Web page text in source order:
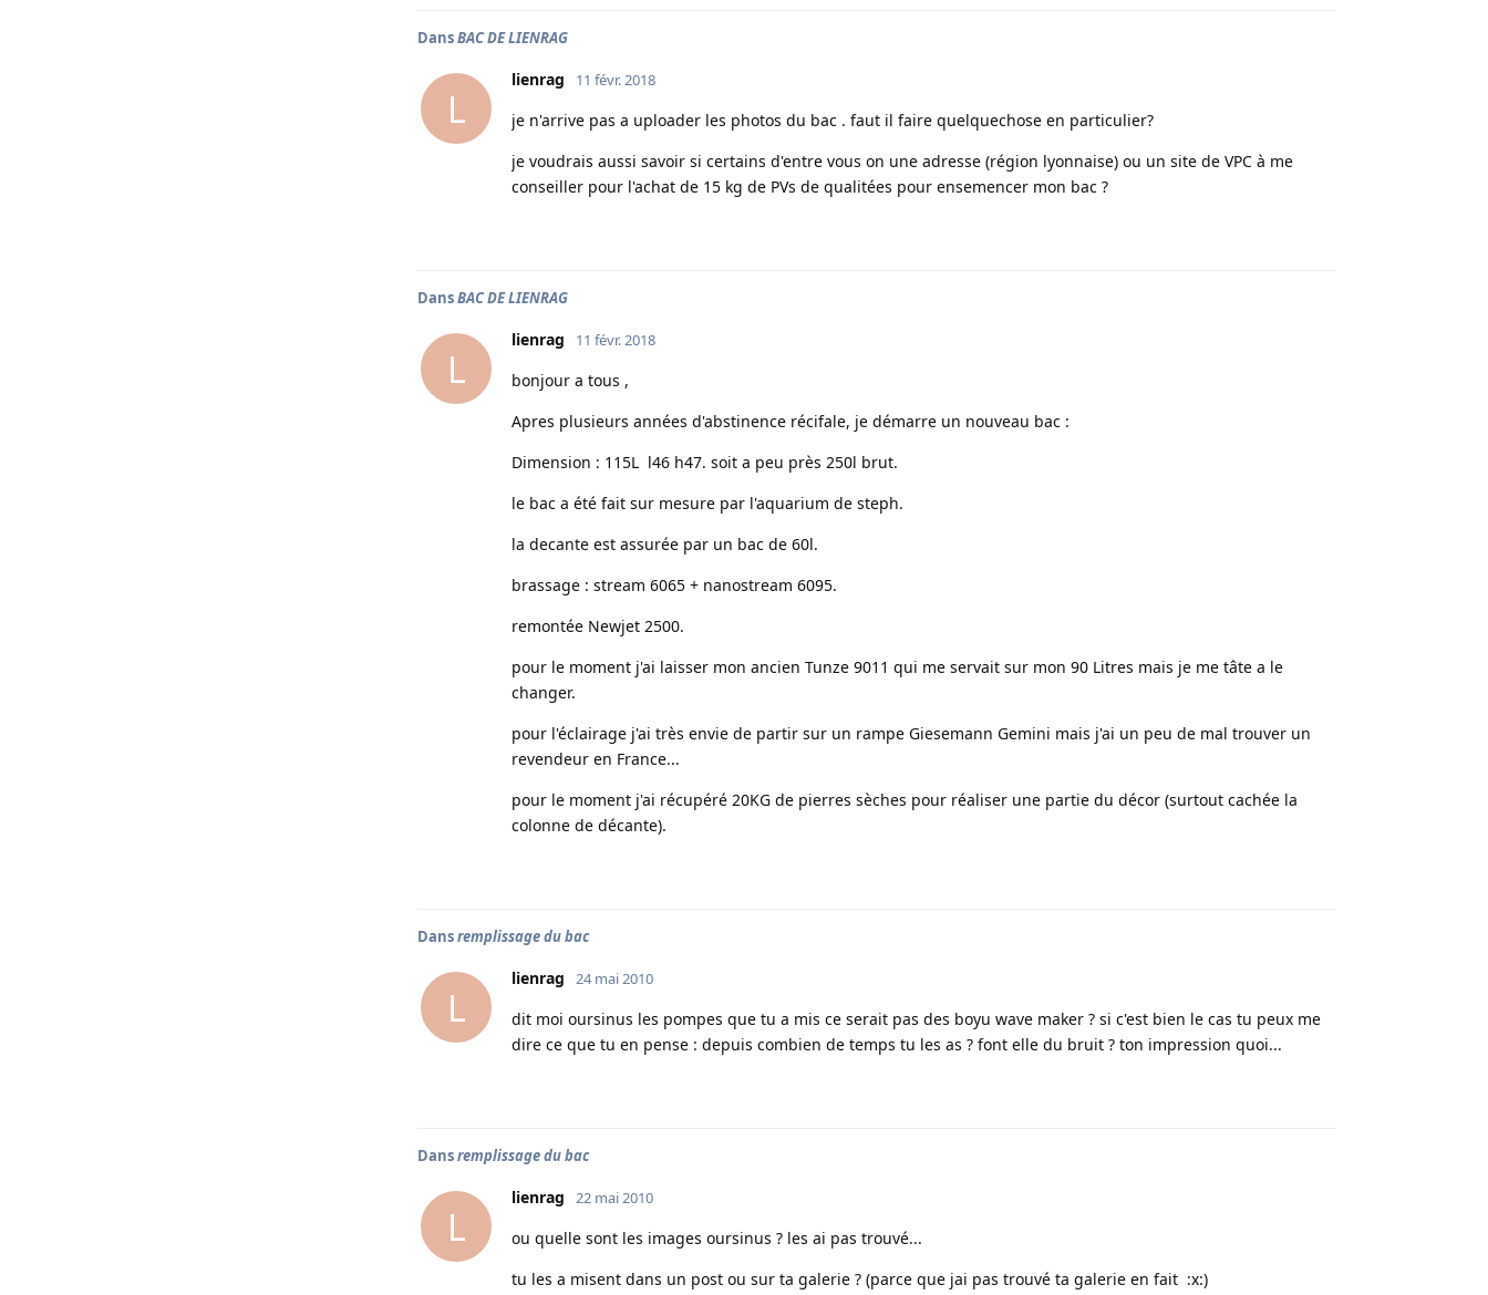
DansBAC DE LIENRAG
L
lienrag 11 févr. 2018
je n'arrive pas a uploader les photos du bac . faut il faire quelquechose en particulier?
je voudrais aussi savoir si certains d'entre vous on une adresse (région lyonnaise) ou un site de VPC à me
conseiller pour l'achat de 15 kg de PVs de qualitées pour ensemencer mon bac ?
DansBAC DE LIENRAG
L
lienrag 11 févr. 2018
bonjour a tous ,
Apres plusieurs années d'abstinence récifale, je démarre un nouveau bac :
Dimension : 115L l46 h47. soit a peu près 250l brut.
le bac a été fait sur mesure par l'aquarium de steph.
la decante est assurée par un bac de 60l.
brassage : stream 6065 + nanostream 6095.
remontée Newjet 2500.
pour le moment j'ai laisser mon ancien Tunze 9011 qui me servait sur mon 90 Litres mais je me tâte a le
changer.
pour l'éclairage j'ai très envie de partir sur un rampe Giesemann Gemini mais j'ai un peu de mal trouver un
revendeur en France...
pour le moment j'ai récupéré 20KG de pierres sèches pour réaliser une partie du décor (surtout cachée la
colonne de décante).
Dansremplissage du bac
L
lienrag 24 mai 2010
dit moi oursinus les pompes que tu a mis ce serait pas des boyu wave maker ? si c'est bien le cas tu peux me
dire ce que tu en pense : depuis combien de temps tu les as ? font elle du bruit ? ton impression quoi...
Dansremplissage du bac
L
lienrag 22 mai 2010
ou quelle sont les images oursinus ? les ai pas trouvé...
tu les a misent dans un post ou sur ta galerie ? (parce que jai pas trouvé ta galerie en fait :x:)